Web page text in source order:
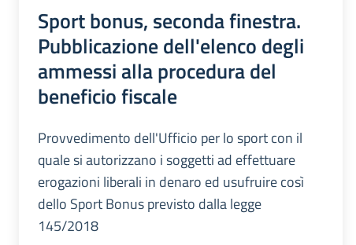
Sport bonus, seconda finestra.
Pubblicazione dell'elenco degli
ammessi alla procedura del
beneficio fiscale
Provvedimento dell'Ufficio per lo sport con il
quale si autorizzano i soggetti ad effettuare
erogazioni liberali in denaro ed usufruire così
dello Sport Bonus previsto dalla legge
145/2018